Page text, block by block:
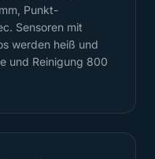
Punkt-
Sensoren mit
werden heiß und
und Reinigung 800